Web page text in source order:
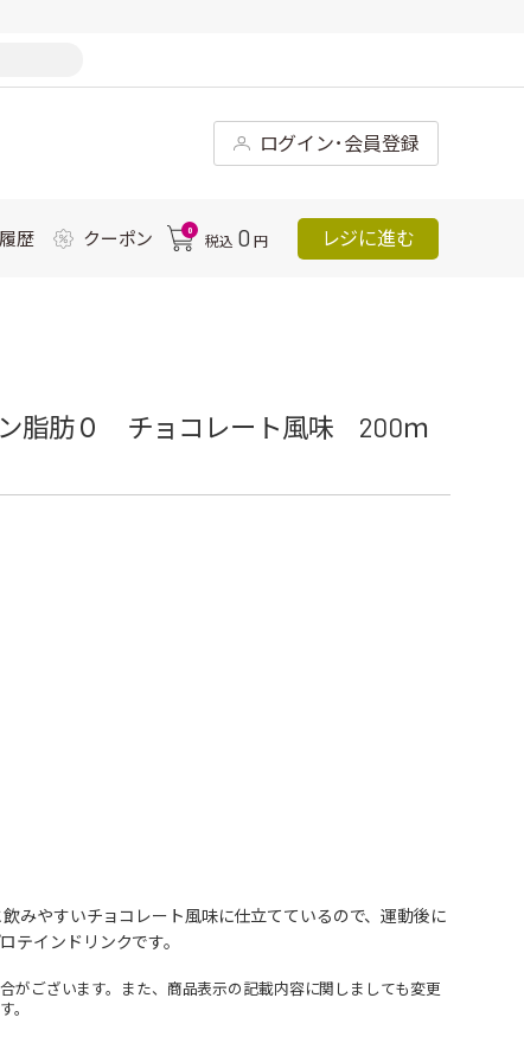
ログイン･会員登録
歴 クーポン 0
税込 0 円 レジに進む
脂肪０ チョコレート風味 200ｍ
みやすいチョコレート風味に仕立てているので、運動後に
テインドリンクです。
ございます。また、商品表示の記載内容に関しましても変更
。